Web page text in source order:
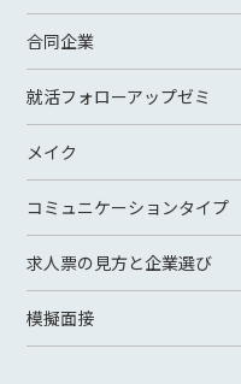
合同企業
就活フォローアップゼミ
メイク
コミュニケーションタイプ
求人票の見方と企業選び
模擬面接